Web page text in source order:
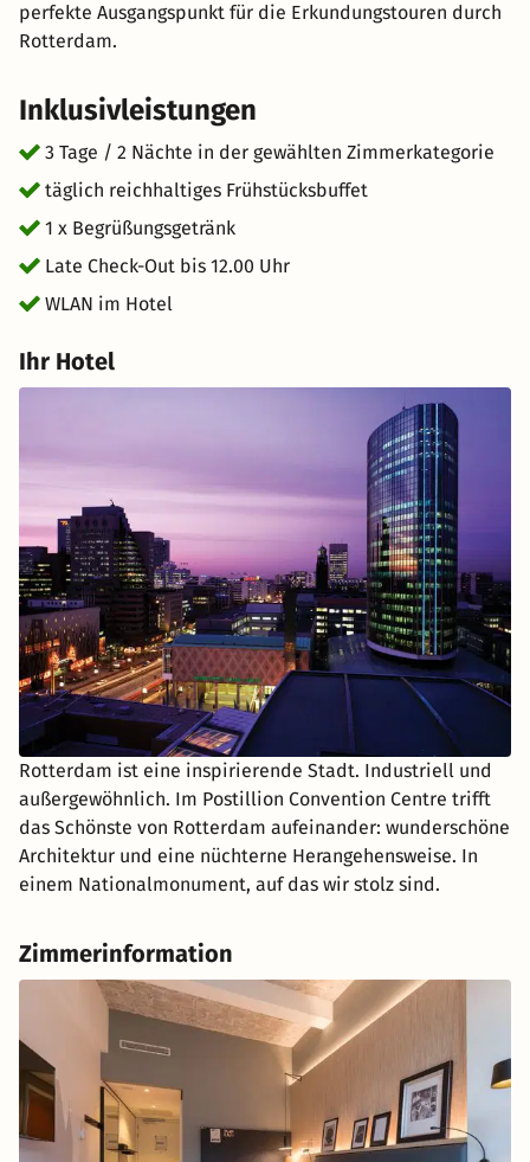
perfekte Ausgangspunkt für die Erkundungstouren durch
Rotterdam.
Inklusivleistungen
3 Tage / 2 Nächte in der gewählten Zimmerkategorie
täglich reichhaltiges Frühstücksbuffet
1 x Begrüßungsgetränk
Late Check-Out bis 12.00 Uhr
WLAN im Hotel
Ihr Hotel
Rotterdam ist eine inspirierende Stadt. Industriell und
außergewöhnlich. Im Postillion Convention Centre trifft
das Schönste von Rotterdam aufeinander: wunderschöne
Architektur und eine nüchterne Herangehensweise. In
einem Nationalmonument, auf das wir stolz sind.
Zimmerinformation